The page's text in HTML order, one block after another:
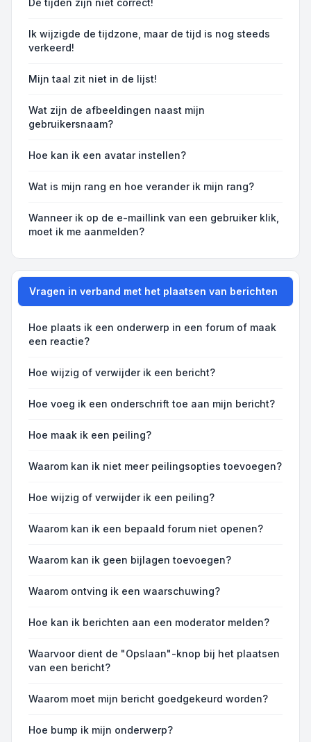
De tijden zijn niet correct!
Ik wijzigde de tijdzone, maar de tijd is nog steeds
verkeerd!
Mijn taal zit niet in de lijst!
Wat zijn de afbeeldingen naast mijn
gebruikersnaam?
Hoe kan ik een avatar instellen?
Wat is mijn rang en hoe verander ik mijn rang?
Wanneer ik op de e-maillink van een gebruiker klik,
moet ik me aanmelden?
Vragen in verband met het plaatsen van berichten
Hoe plaats ik een onderwerp in een forum of maak
een reactie?
Hoe wijzig of verwijder ik een bericht?
Hoe voeg ik een onderschrift toe aan mijn bericht?
Hoe maak ik een peiling?
Waarom kan ik niet meer peilingsopties toevoegen?
Hoe wijzig of verwijder ik een peiling?
Waarom kan ik een bepaald forum niet openen?
Waarom kan ik geen bijlagen toevoegen?
Waarom ontving ik een waarschuwing?
Hoe kan ik berichten aan een moderator melden?
Waarvoor dient de "Opslaan"-knop bij het plaatsen
van een bericht?
Waarom moet mijn bericht goedgekeurd worden?
Hoe bump ik mijn onderwerp?